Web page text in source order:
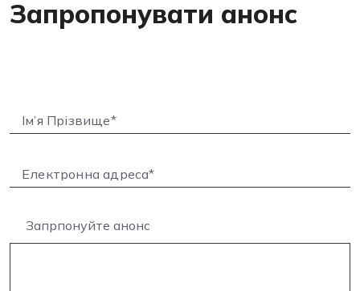
Запропонувати анонс
Запрпонуйте анонс